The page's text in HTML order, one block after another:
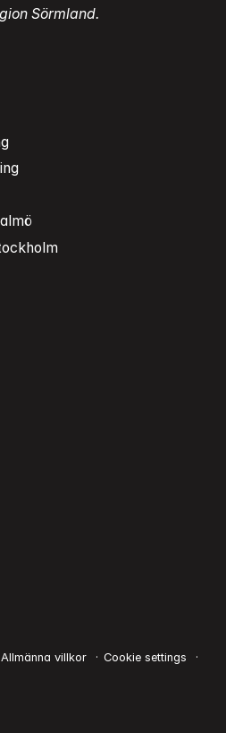
Sörmland.
Allmänna villkor Cookie settings